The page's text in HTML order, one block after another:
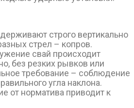
строго вертикально
стрел – копров.
свай происходит
без резких рывков или
требование – соблюдение
угла наклона.
от норматива приводит к